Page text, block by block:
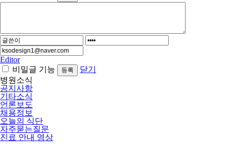
Editor
비밀글 기능
닫기
병원소식
공지사항
기타소식
언론보도
채용정보
오늘의 식단
자주묻는질문
진료 안내 영상